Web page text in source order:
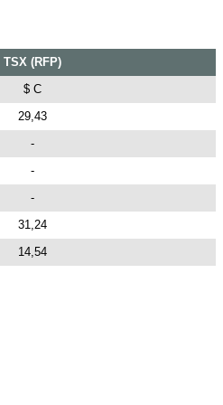
TSX (RFP)
$ C
29,43
-
-
-
31,24
14,54